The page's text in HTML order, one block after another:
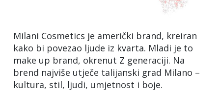
Milani Cosmetics je američki brand, kreiran
kako bi povezao ljude iz kvarta. Mladi je to
make up brand, okrenut Z generaciji. Na
brend najviše utječe talijanski grad Milano –
kultura, stil, ljudi, umjetnost i boje.